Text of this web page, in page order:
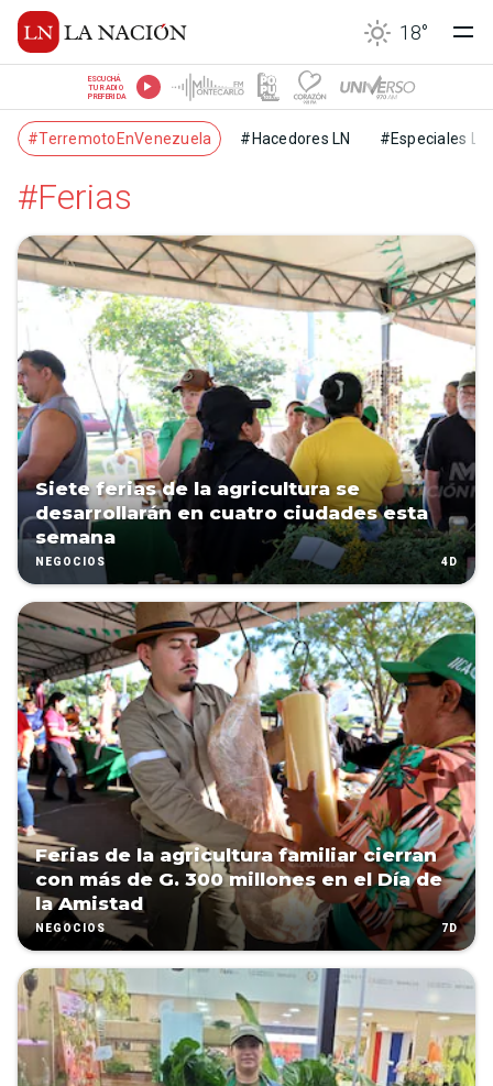
18°
ESCUCHÁ
TU RADIO
PREFERIDA
#TerremotoEnVenezuela #Hacedores LN #Especiales LN
#Ferias
Siete ferias de la agricultura se
desarrollarán en cuatro ciudades esta
semana
NEGOCIOS 4D
Ferias de la agricultura familiar cierran
con más de G. 300 millones en el Día de
la Amistad
NEGOCIOS 7D